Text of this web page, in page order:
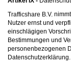
Nutzer ernst und
einschlägigen
Bestimmungen und
personenbezogenen
Datenschutzerklärung.